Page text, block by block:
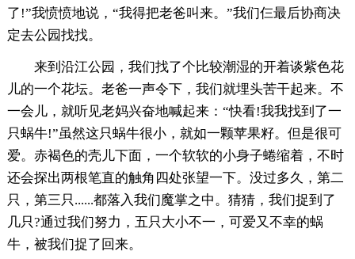
了!”我愤愤地说，“我得把老爸叫来。”我们仨最后协商决
定去公园找找。
来到沿江公园，我们找了个比较潮湿的开着谈紫色花
儿的一个花坛。老爸一声令下，我们就埋头苦干起来。不
一会儿，就听见老妈兴奋地喊起来：“快看!我我找到了一
只蜗牛!”虽然这只蜗牛很小，就如一颗苹果籽。但是很可
爱。赤褐色的壳儿下面，一个软软的小身子蜷缩着，不时
还会探出两根笔直的触角四处张望一下。没过多久，第二
只，第三只......都落入我们魔掌之中。猜猜，我们捉到了
几只?通过我们努力，五只大小不一，可爱又不幸的蜗
牛，被我们捉了回来。